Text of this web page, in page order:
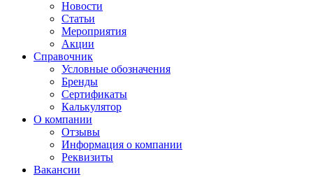
Новости
Статьи
Мероприятия
Акции
Справочник
Условные обозначения
Бренды
Сертификаты
Калькулятор
О компании
Отзывы
Информация о компании
Реквизиты
Вакансии